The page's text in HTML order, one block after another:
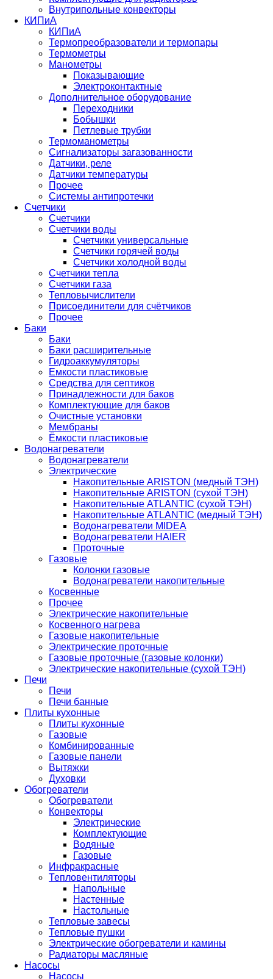
Внутрипольные конвекторы
КИПиА
КИПиА
Термопреобразователи и термопары
Термометры
Манометры
Показывающие
Электроконтактные
Дополнительное оборудование
Переходники
Бобышки
Петлевые трубки
Термоманометры
Сигнализаторы загазованности
Датчики, реле
Датчики температуры
Прочее
Системы антипротечки
Счетчики
Счетчики
Счетчики воды
Счетчики универсальные
Счетчики горячей воды
Счетчики холодной воды
Счетчики тепла
Счетчики газа
Тепловычислители
Присоединители для счётчиков
Прочее
Баки
Баки
Баки расширительные
Гидроаккумуляторы
Емкости пластиковые
Средства для септиков
Принадлежности для баков
Комплектующие для баков
Очистные установки
Мембраны
Ёмкости пластиковые
Водонагреватели
Водонагреватели
Электрические
Накопительные ARISTON (медный ТЭН)
Накопительные ARISTON (сухой ТЭН)
Накопительные ATLANTIC (сухой ТЭН)
Накопительные ATLANTIC (медный ТЭН)
Водонагреватели MIDEA
Водонагреватели HAIER
Проточные
Газовые
Колонки газовые
Водонагреватели накопительные
Косвенные
Прочее
Электрические накопительные
Косвенного нагрева
Газовые накопительные
Электрические проточные
Газовые проточные (газовые колонки)
Электрические накопительные (сухой ТЭН)
Печи
Печи
Печи банные
Плиты кухонные
Плиты кухонные
Газовые
Комбинированные
Газовые панели
Вытяжки
Духовки
Обогреватели
Обогреватели
Конвекторы
Электрические
Комплектующие
Водяные
Газовые
Инфракрасные
Тепловентиляторы
Напольные
Настенные
Настольные
Тепловые завесы
Тепловые пушки
Электрические обогреватели и камины
Радиаторы масляные
Насосы
Насосы